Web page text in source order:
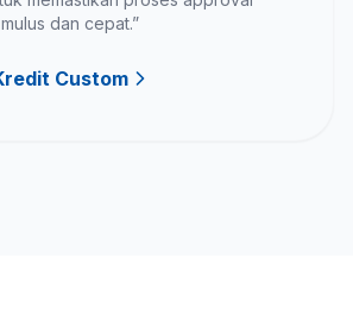
dan cepat.”
Custom